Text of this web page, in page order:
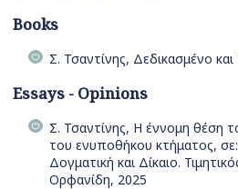
Books
Σ. Τσαντίνης, Δεδικασμένο και
Essays - Opinions
Σ. Τσαντίνης, Η έννομη θέση
του ενυποθήκου κτήματος,
Δογματική και Δίκαιο.
Ορφανίδη, 2025